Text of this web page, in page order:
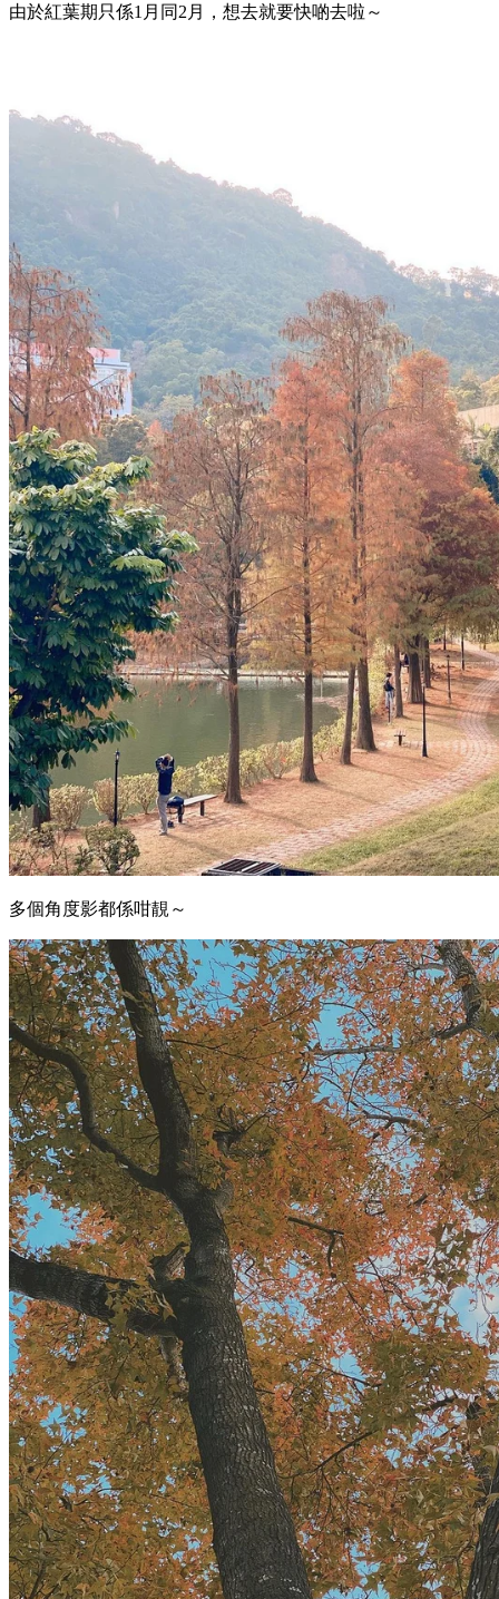
由於紅葉期只係1月同2月，想去就要快啲去啦～
多個角度影都係咁靚～